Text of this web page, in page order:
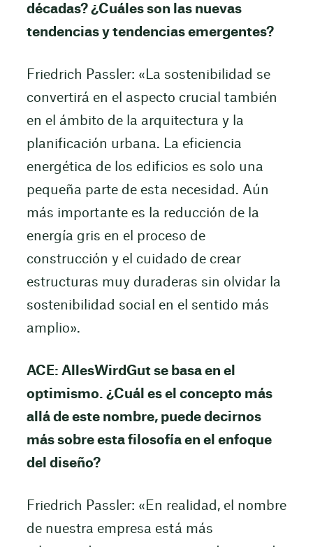
décadas? ¿Cuáles son las nuevas
tendencias y tendencias emergentes?
Friedrich Passler: «La sostenibilidad se
convertirá en el aspecto crucial también
en el ámbito de la arquitectura y la
planificación urbana. La eficiencia
energética de los edificios es solo una
pequeña parte de esta necesidad. Aún
más importante es la reducción de la
energía gris en el proceso de
construcción y el cuidado de crear
estructuras muy duraderas sin olvidar la
sostenibilidad social en el sentido más
amplio».
ACE: AllesWirdGut se basa en el
optimismo. ¿Cuál es el concepto más
allá de este nombre, puede decirnos
más sobre esta filosofía en el enfoque
del diseño?
Friedrich Passler: «En realidad, el nombre
de nuestra empresa está más